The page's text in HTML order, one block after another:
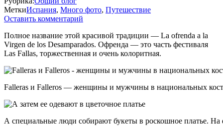
МеткиИспания, Много фото, Путешествие
Оставить комментарий
Полное название этой красивой традиции — La ofrenda a la
Virgen de los Desamparados. Офренда — это часть фестиваля
Las Fallas, торжественная и очень колоритная.
Falleras и Falleros — женщины и мужчины в национальных
А специальные люди собирают букеты в роскошное платье. На